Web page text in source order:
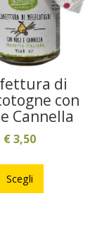
di
con
Cannella
€3,50
Scegli
Questo
ha